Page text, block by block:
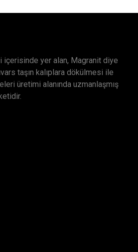
içerisinde yer alan, Magranit diye
taşın kalıplara dökülmesi ile
üretimi alanında uzmanlaşmış